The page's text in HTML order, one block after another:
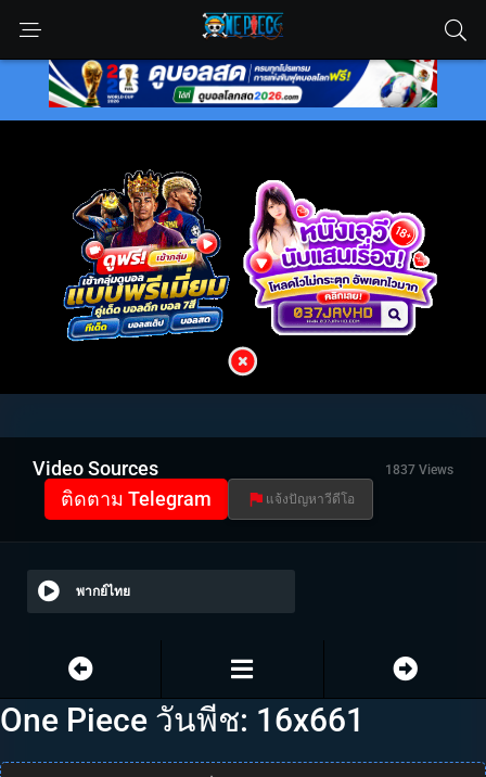
Video Sources 1837 Views
ติดตาม Telegram แจ้งปัญหาวีดีโอ
พากย์ไทย
One Piece วันพีช: 16x661